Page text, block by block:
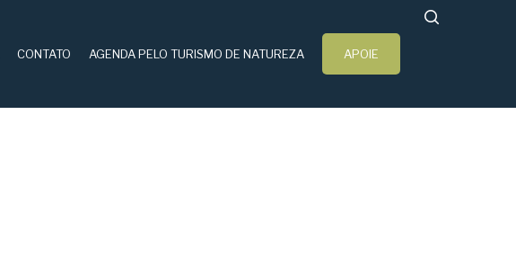
CONTATO AGENDA PELO TURISMO DE NATUREZA APOIE